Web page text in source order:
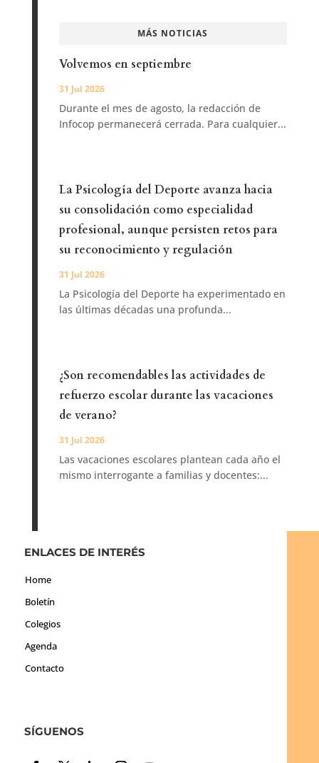
MÁS NOTICIAS
Volvemos en septiembre
31 Jul 2026
Durante el mes de agosto, la redacción de
Infocop permanecerá cerrada. Para cualquier...
La Psicología del Deporte avanza hacia
su consolidación como especialidad
profesional, aunque persisten retos para
su reconocimiento y regulación
31 Jul 2026
La Psicología del Deporte ha experimentado en
las últimas décadas una profunda...
¿Son recomendables las actividades de
refuerzo escolar durante las vacaciones
de verano?
31 Jul 2026
Las vacaciones escolares plantean cada año el
mismo interrogante a familias y docentes:...
ENLACES DE INTERÉS
Home
Boletín
Colegios
Agenda
Contacto
SÍGUENOS